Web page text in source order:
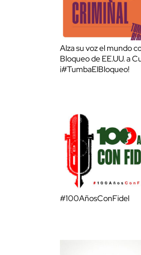
Alza su voz el mundo
Bloqueo de EE.UU. a
¡#TumbaElBloqueo!
#100AñosConFidel